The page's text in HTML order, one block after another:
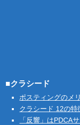
■クラシード
ポスティングのメ
クラシード 12の特
「反響」はPDCA